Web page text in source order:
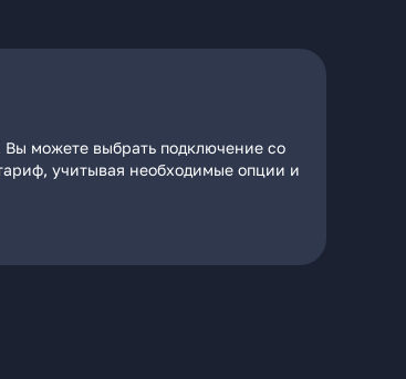
можете выбрать подключение со
учитывая необходимые опции и